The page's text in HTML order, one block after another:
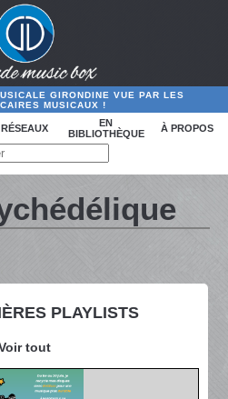
GIRONDINE VUE PAR LES
MUSICAUX !
RÉSEAUX
EN
BIBLIOTHÈQUE
À PROPOS
PLAYLISTS
tout